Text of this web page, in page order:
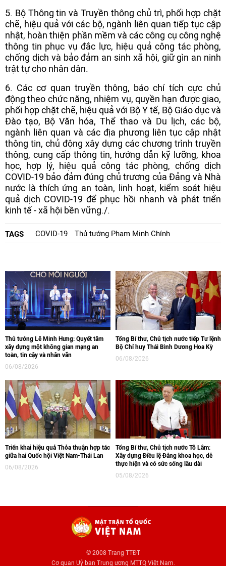
5. Bộ Thông tin và Truyền thông chủ trì, phối hợp chặt
chẽ, hiệu quả với các bộ, ngành liên quan tiếp tục cập
nhật, hoàn thiện phần mềm và các công cụ công nghệ
thông tin phục vụ đắc lực, hiệu quả công tác phòng,
chống dịch và bảo đảm an sinh xã hội, giữ gìn an ninh
trật tự cho nhân dân.
6. Các cơ quan truyền thông, báo chí tích cực chủ
động theo chức năng, nhiệm vụ, quyền hạn được giao,
phối hợp chặt chẽ, hiệu quả với Bộ Y tế, Bộ Giáo dục và
Đào tạo, Bộ Văn hóa, Thể thao và Du lịch, các bộ,
ngành liên quan và các địa phương liên tục cập nhật
thông tin, chủ động xây dựng các chương trình truyền
thông, cung cấp thông tin, hướng dẫn kỹ lưỡng, khoa
học, hợp lý, hiệu quả công tác phòng, chống dịch
COVID-19 bảo đảm đúng chủ trương của Đảng và Nhà
nước là thích ứng an toàn, linh hoạt, kiểm soát hiệu
quả dịch COVID-19 để phục hồi nhanh và phát triển
kinh tế - xã hội bền vững./.
TAGS COVID-19 Thủ tướng Phạm Minh Chính
Thủ tướng Lê Minh Hưng: Quyết tâm
xây dựng một không gian mạng an
toàn, tin cậy và nhân văn
06/08/2026
Tổng Bí thư, Chủ tịch nước tiếp Tư lệnh
Bộ Chỉ huy Thái Bình Dương Hoa Kỳ
06/08/2026
Triển khai hiệu quả Thỏa thuận hợp tác
giữa hai Quốc hội Việt Nam-Thái Lan
06/08/2026
Tổng Bí thư, Chủ tịch nước Tô Lâm:
Xây dựng Điều lệ Đảng khoa học, dễ
thực hiện và có sức sống lâu dài
05/08/2026
© 2008 Trang TTĐT
Cơ quan Uỷ ban Trung ương MTTQ Việt Nam.